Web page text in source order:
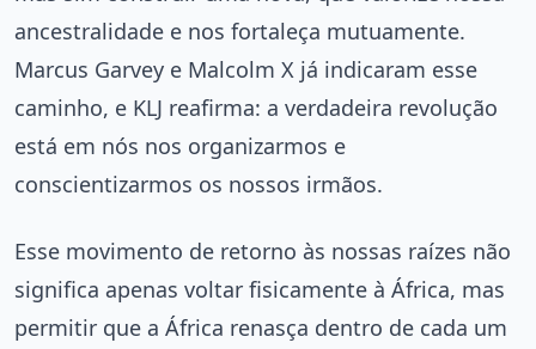
ancestralidade e nos fortaleça mutuamente.
Marcus Garvey e Malcolm X já indicaram esse
caminho, e KLJ reafirma: a verdadeira revolução
está em nós nos organizarmos e
conscientizarmos os nossos irmãos.
Esse movimento de retorno às nossas raízes não
significa apenas voltar fisicamente à África, mas
permitir que a África renasça dentro de cada um